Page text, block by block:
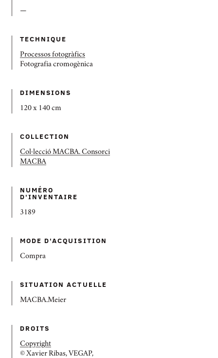
—
TECHNIQUE
Processos fotogràfics
Fotografia cromogènica
DIMENSIONS
120 x 140 cm
COLLECTION
Col·lecció MACBA. Consorci
MACBA
NUMÉRO
D'INVENTAIRE
3189
MODE D'ACQUISITION
Compra
SITUATION ACTUELLE
MACBA.Meier
DROITS
Copyright
© Xavier Ribas, VEGAP,